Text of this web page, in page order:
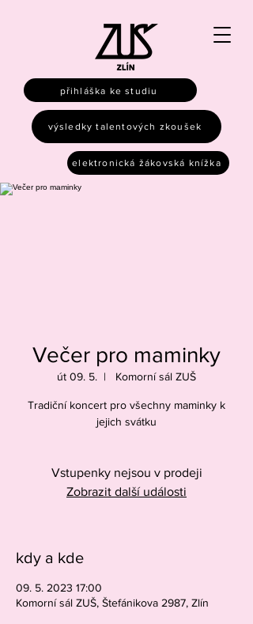
přihláška ke studiu
výsledky talentových zkoušek
elektronická žákovská knížka
Večer pro maminky
út 09. 5.
  |
Komorní sál ZUŠ
Tradiční koncert pro všechny maminky k
jejich svátku
Vstupenky nejsou v prodeji
Zobrazit další události
kdy a kde
09. 5. 2023 17:00
Komorní sál ZUŠ, Štefánikova 2987, Zlín